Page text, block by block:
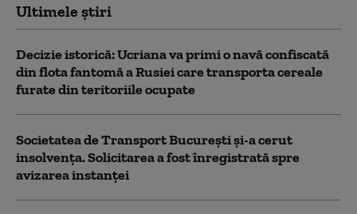
Ultimele știri
Decizie istorică: Ucriana va primi o navă confiscată
din flota fantomă a Rusiei care transporta cereale
furate din teritoriile ocupate
Societatea de Transport București și-a cerut
insolvența. Solicitarea a fost înregistrată spre
avizarea instanței